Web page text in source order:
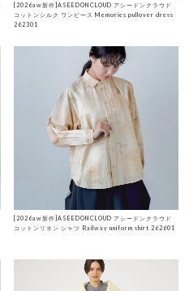
[2026aw新作]ASEEDONCLOUD アシードンクラウド
コットンシルク ワンピース Memories pullover dress
262301
[2026aw新作]ASEEDONCLOUD アシードンクラウド
コットンリネン シャツ Railway uniform shirt 262601